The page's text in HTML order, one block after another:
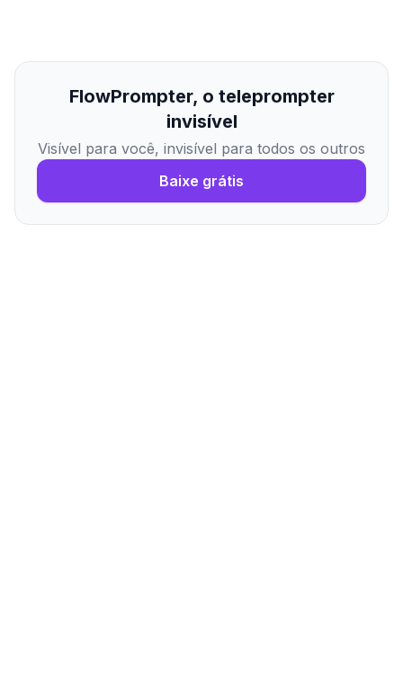
FlowPrompter, o teleprompter
invisível
Visível para você, invisível para todos os outros
Baixe grátis